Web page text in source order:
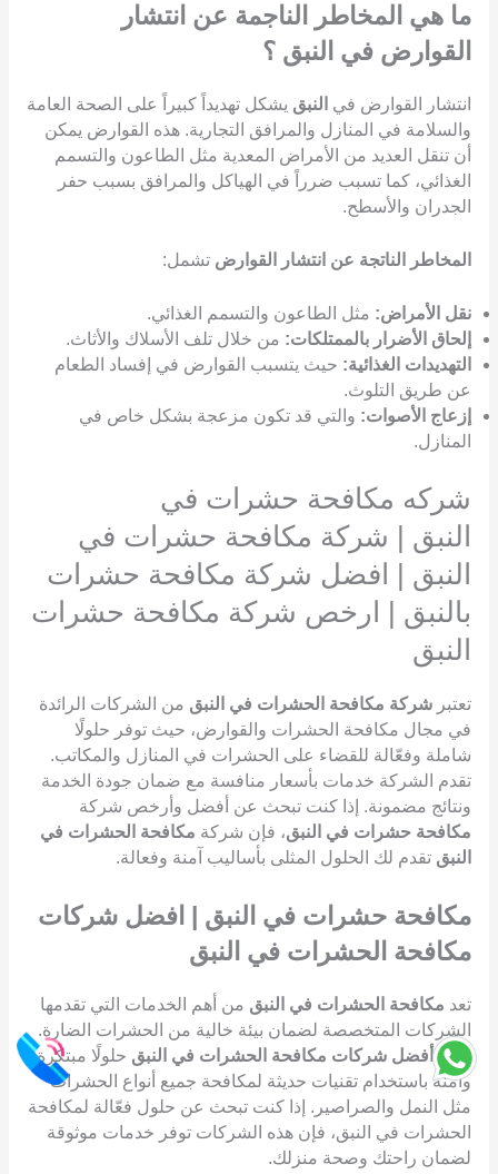
ما هي المخاطر الناجمة عن انتشار
القوارض في النبق ؟
انتشار القوارض في النبق يشكل تهديداً كبيراً على الصحة العامة
والسلامة في المنازل والمرافق التجارية. هذه القوارض يمكن
أن تنقل العديد من الأمراض المعدية مثل الطاعون والتسمم
الغذائي، كما تسبب ضرراً في الهياكل والمرافق بسبب حفر
الجدران والأسطح.
المخاطر الناتجة عن انتشار القوارض تشمل:
نقل الأمراض: مثل الطاعون والتسمم الغذائي.
إلحاق الأضرار بالممتلكات: من خلال تلف الأسلاك والأثاث.
التهديدات الغذائية: حيث يتسبب القوارض في إفساد الطعام
عن طريق التلوث.
إزعاج الأصوات: والتي قد تكون مزعجة بشكل خاص في
المنازل.
شركه مكافحة حشرات في
النبق | شركة مكافحة حشرات في
النبق | افضل شركة مكافحة حشرات
بالنبق | ارخص شركة مكافحة حشرات
النبق
تعتبر شركة مكافحة الحشرات في النبق من الشركات الرائدة
في مجال مكافحة الحشرات والقوارض، حيث توفر حلولًا
شاملة وفعّالة للقضاء على الحشرات في المنازل والمكاتب.
تقدم الشركة خدمات بأسعار منافسة مع ضمان جودة الخدمة
ونتائج مضمونة. إذا كنت تبحث عن أفضل وأرخص شركة
مكافحة حشرات في النبق، فإن شركة مكافحة الحشرات في
النبق تقدم لك الحلول المثلى بأساليب آمنة وفعالة.
مكافحة حشرات في النبق | افضل شركات
مكافحة الحشرات في النبق
تعد مكافحة الحشرات في النبق من أهم الخدمات التي تقدمها
الشركات المتخصصة لضمان بيئة خالية من الحشرات الضارة.
تقدمأفضل شركات مكافحة الحشرات في النبق حلولًا مبتكرة
وآمنة باستخدام تقنيات حديثة لمكافحة جميع أنواع الحشرات
مثل النمل والصراصير. إذا كنت تبحث عن حلول فعّالة لمكافحة
الحشرات في النبق، فإن هذه الشركات توفر خدمات موثوقة
لضمان راحتك وصحة منزلك.